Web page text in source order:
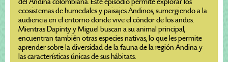
del Andina colombiana. Este episodio permite explorar los
ecosistemas de humedales y paisajes Andinos, sumergiendo a la
audiencia en el entorno donde vive el cóndor de los andes.
Mientras Dapinty y Miguel buscan a su animal principal,
encuentran también otras especies nativas, lo que les permite
aprender sobre la diversidad de la fauna de la región Andina y
las características únicas de sus hábitats.